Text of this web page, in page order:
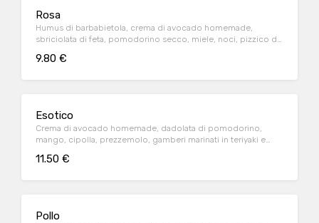
Rosa
Humus di barbabietola, crema di avocado homemade,
sbriciolata di feta, pomodorino secco, miele, noci, pizzico di
9.80 €
Esotico
Crema di avocado homemade, dadolata di pomodorino,
mango, cipolla, prezzemolo, gamberi marinati in teriyaki e
11.50 €
Pollo